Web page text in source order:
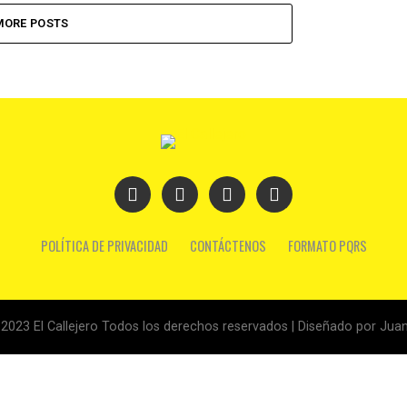
POSTS
POLÍTICA DE PRIVACIDAD CONTÁCTENOS FORMATO PQRS
El Callejero Todos los derechos reservados | Diseñado por